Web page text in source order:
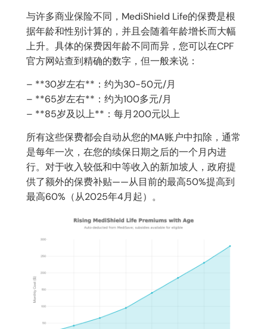
与许多商业保险不同，MediShield Life的保费是根
据年龄和性别计算的，并且会随着年龄增长而大幅
上升。具体的保费因年龄不同而异，您可以在CPF
官方网站查到精确的数字，但一般来说：
– **30岁左右**：约为30-50元/月
– **65岁左右**：约为100多元/月
– **85岁及以上**：每月200元以上
所有这些保费都会自动从您的MA账户中扣除，通常
是每年一次，在您的续保日期之后的一个月内进
行。对于收入较低和中等收入的新加坡人，政府提
供了额外的保费补贴——从目前的最高50%提高到
最高60%（从2025年4月起）。